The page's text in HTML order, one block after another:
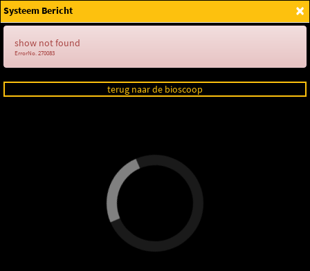
Login
×
Systeem Bericht
show not found
ErrorNo. 270083
terug naar de bioscoop